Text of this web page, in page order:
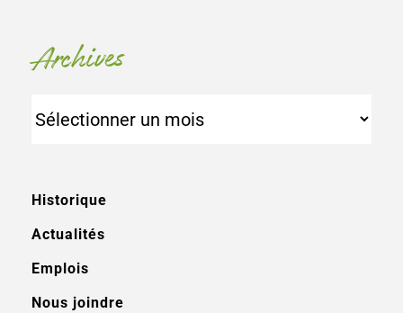
Archives
Historique
Actualités
Emplois
Nous joindre